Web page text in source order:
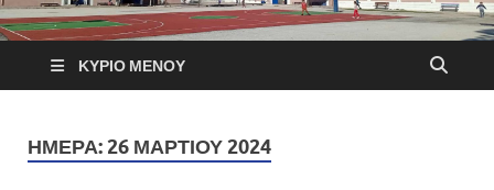
ΚΎΡΙΟ ΜΕΝΟΎ
ΗΜΈΡΑ:26 ΜΑΡΤΊΟΥ 2024